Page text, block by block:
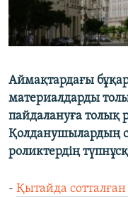
Аймақтардағы
материалдарды
пайдалануға толық
Қолданушылардың
роликтердің
- Қытайда